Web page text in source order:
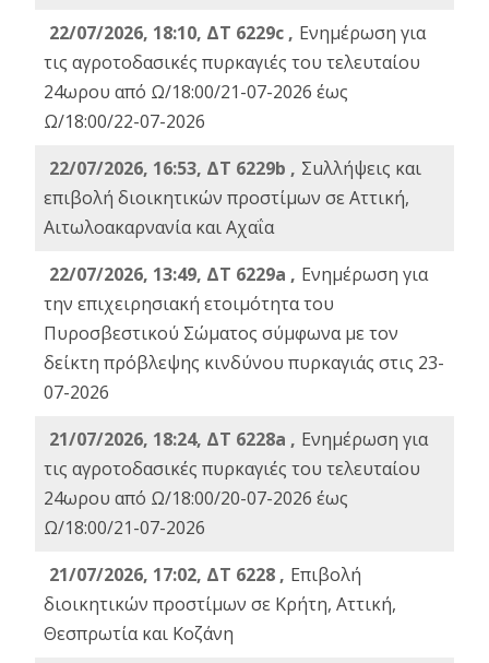
22/07/2026, 18:10, ΔΤ 6229c , Ενημέρωση για
τις αγροτοδασικές πυρκαγιές του τελευταίου
24ωρου από Ω/18:00/21-07-2026 έως
Ω/18:00/22-07-2026
22/07/2026, 16:53, ΔΤ 6229b , Σuλλήψεις και
επιβολή διοικητικών προστίμων σε Αττική,
Αιτωλοακαρνανία και Αχαΐα
22/07/2026, 13:49, ΔΤ 6229a , Ενημέρωση για
την επιχειρησιακή ετοιμότητα του
Πυροσβεστικού Σώματος σύμφωνα με τον
δείκτη πρόβλεψης κινδύνου πυρκαγιάς στις 23-
07-2026
21/07/2026, 18:24, ΔΤ 6228a , Ενημέρωση για
τις αγροτοδασικές πυρκαγιές του τελευταίου
24ωρου από Ω/18:00/20-07-2026 έως
Ω/18:00/21-07-2026
21/07/2026, 17:02, ΔΤ 6228 , Επιβολή
διοικητικών προστίμων σε Κρήτη, Αττική,
Θεσπρωτία και Κοζάνη